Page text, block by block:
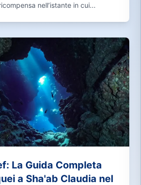
nell’istante in cui...
La Guida Completa
a Sha'ab Claudia nel